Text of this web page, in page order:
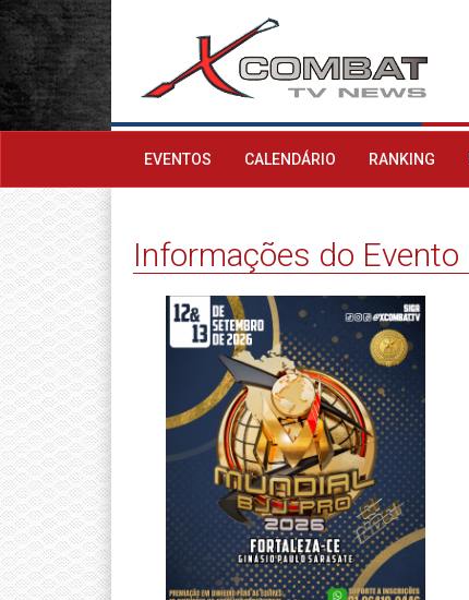
EVENTOS CALENDÁRIO RANKING
Informações do Evento